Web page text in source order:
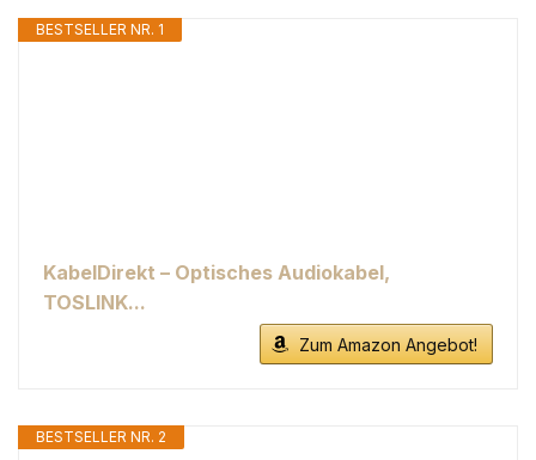
BESTSELLER NR. 1
KabelDirekt – Optisches Audiokabel,
TOSLINK...
Zum Amazon Angebot!
BESTSELLER NR. 2